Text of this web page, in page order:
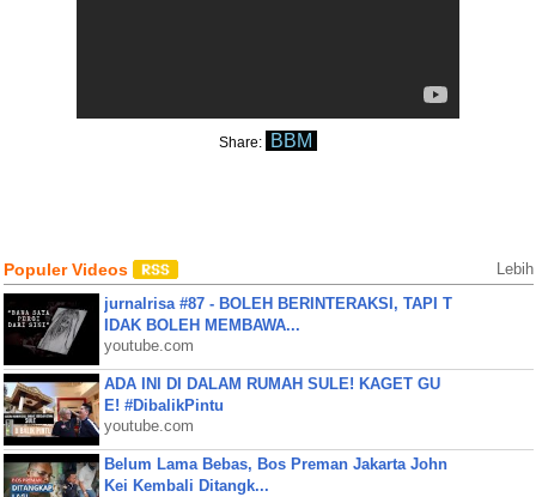
Share: BBM
Populer Videos Lebih
jurnalrisa #87 - BOLEH BERINTERAKSI, TAPI T
IDAK BOLEH MEMBAWA...
youtube.com
ADA INI DI DALAM RUMAH SULE! KAGET GU
E! #DibalikPintu
youtube.com
Belum Lama Bebas, Bos Preman Jakarta John
Kei Kembali Ditangk...